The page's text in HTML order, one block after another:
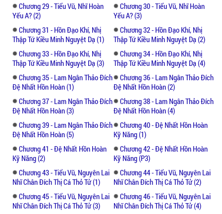
Chương 29 - Tiểu Vũ, Nhĩ Hoàn
Yếu A? (2)
Chương 30 - Tiểu Vũ, Nhĩ Hoàn
Yếu A? (3)
Chương 31 - Hồn Đạo Khí, Nhị
Thập Tứ Kiều Minh Nguyệt Dạ (1)
Chương 32 - Hồn Đạo Khí, Nhị
Thập Tứ Kiều Minh Nguyệt Dạ (2)
Chương 33 - Hồn Đạo Khí, Nhị
Thập Tứ Kiều Minh Nguyệt Dạ (3)
Chương 34 - Hồn Đạo Khí, Nhị
Thập Tứ Kiều Minh Nguyệt Dạ (4)
Chương 35 - Lam Ngân Thảo Đích
Đệ Nhất Hồn Hoàn (1)
Chương 36 - Lam Ngân Thảo Đích
Đệ Nhất Hồn Hoàn (2)
Chương 37 - Lam Ngân Thảo Đích
Đệ Nhất Hồn Hoàn (3)
Chương 38 - Lam Ngân Thảo Đích
Đệ Nhất Hồn Hoàn (4)
Chương 39 - Lam Ngân Thảo Đích
Đệ Nhất Hồn Hoàn (5)
Chương 40 - Đệ Nhất Hồn Hoàn
Kỹ Năng (1)
Chương 41 - Đệ Nhất Hồn Hoàn
Kỹ Năng (2)
Chương 42 - Đệ Nhất Hồn Hoàn
Kỹ Năng (P3)
Chương 43 - Tiểu Vũ, Nguyên Lai
Nhĩ Chân Đích Thị Cá Thỏ Tử (1)
Chương 44 - Tiểu Vũ, Nguyên Lai
Nhĩ Chân Đích Thị Cá Thỏ Tử (2)
Chương 45 - Tiểu Vũ, Nguyên Lai
Nhĩ Chân Đích Thị Cá Thỏ Tử (3)
Chương 46 - Tiểu Vũ, Nguyên Lai
Nhĩ Chân Đích Thị Cá Thỏ Tử (4)